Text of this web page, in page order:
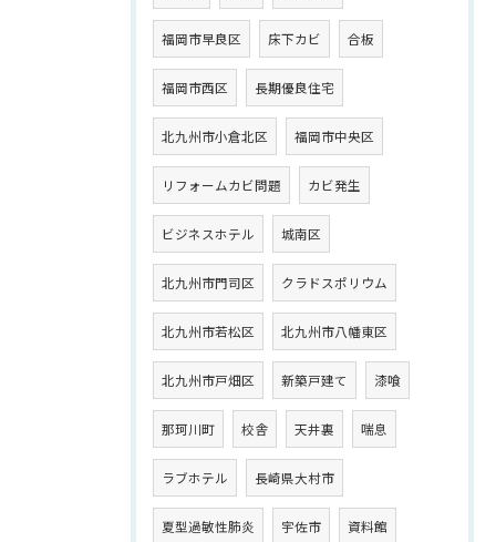
福岡市早良区 床下カビ 合板
福岡市西区 長期優良住宅
北九州市小倉北区 福岡市中央区
リフォームカビ問題 カビ発生
ビジネスホテル 城南区
北九州市門司区 クラドスポリウム
北九州市若松区 北九州市八幡東区
北九州市戸畑区 新築戸建て 漆喰
那珂川町 校舎 天井裏 喘息
ラブホテル 長崎県大村市
夏型過敏性肺炎 宇佐市 資料館